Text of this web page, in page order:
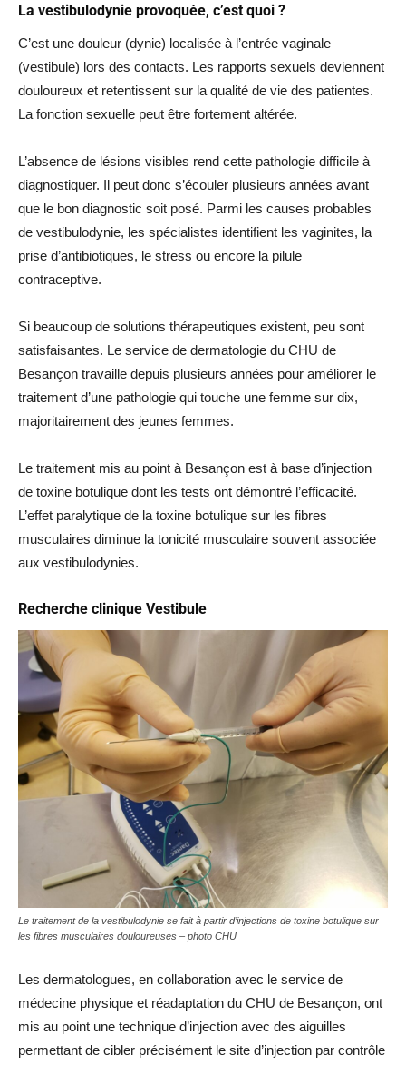
La vestibulodynie provoquée, c’est quoi ?
C’est une douleur (dynie) localisée à l’entrée vaginale
(vestibule) lors des contacts. Les rapports sexuels deviennent
douloureux et retentissent sur la qualité de vie des patientes.
La fonction sexuelle peut être fortement altérée.
L’absence de lésions visibles rend cette pathologie difficile à
diagnostiquer. Il peut donc s’écouler plusieurs années avant
que le bon diagnostic soit posé. Parmi les causes probables
de vestibulodynie, les spécialistes identifient les vaginites, la
prise d’antibiotiques, le stress ou encore la pilule
contraceptive.
Si beaucoup de solutions thérapeutiques existent, peu sont
satisfaisantes. Le service de dermatologie du CHU de
Besançon travaille depuis plusieurs années pour améliorer le
traitement d’une pathologie qui touche une femme sur dix,
majoritairement des jeunes femmes.
Le traitement mis au point à Besançon est à base d’injection
de toxine botulique dont les tests ont démontré l’efficacité.
L’effet paralytique de la toxine botulique sur les fibres
musculaires diminue la tonicité musculaire souvent associée
aux vestibulodynies.
Recherche clinique Vestibule
Le traitement de la vestibulodynie se fait à partir d’injections de toxine botulique sur
les fibres musculaires douloureuses – photo CHU
Les dermatologues, en collaboration avec le service de
médecine physique et réadaptation du CHU de Besançon, ont
mis au point une technique d’injection avec des aiguilles
permettant de cibler précisément le site d’injection par contrôle